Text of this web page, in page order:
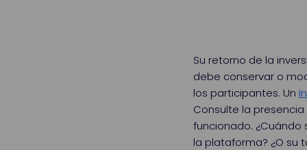
Su retorno de la
debe conservar o
los participantes. Un
Consulte la
funcionado. ¿Cuándo
la plataforma? ¿O su